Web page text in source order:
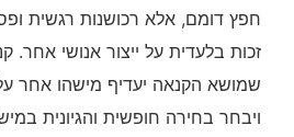
חפץ דומם, אלא רכושנות רגשית
זכות בלעדית על ייצור אנושי אחר.
שמושא הקנאה יעדיף מישהו אחר
ויבחר בחירה חופשית והגיונית